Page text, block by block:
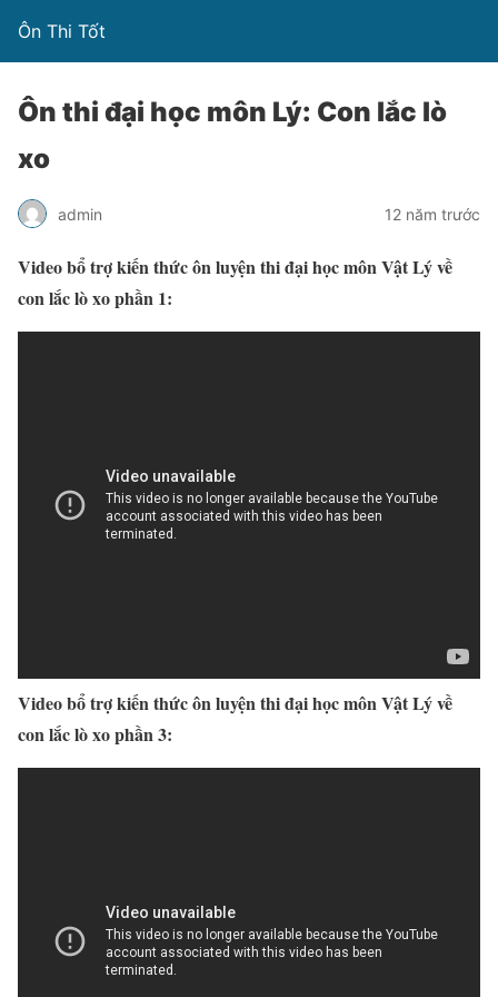
Ôn Thi Tốt
Ôn thi đại học môn Lý: Con lắc lò
xo
admin 12 năm trước
Video bổ trợ kiến thức ôn luyện thi đại học môn Vật Lý về
con lắc lò xo phần 1:
Video bổ trợ kiến thức ôn luyện thi đại học môn Vật Lý về
con lắc lò xo phần 3: